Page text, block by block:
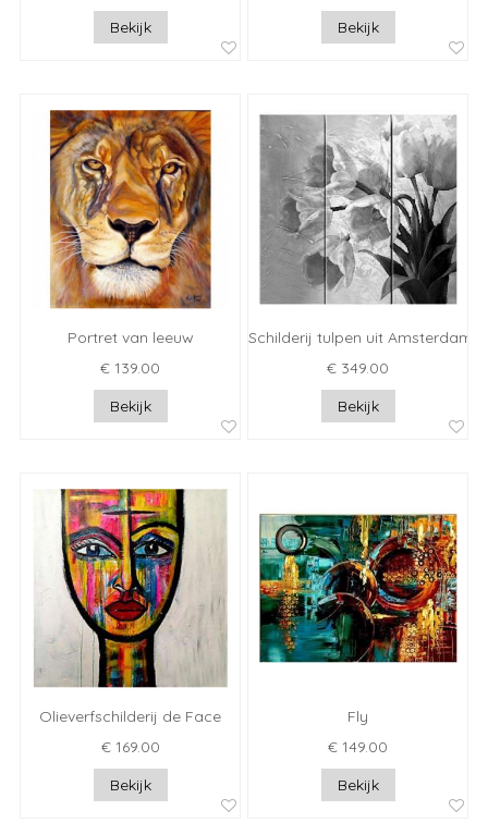
Bekijk
Bekijk
Portret van leeuw
€ 139.00
Bekijk
Schilderij tulpen uit Amsterdam
€ 349.00
Bekijk
Olieverfschilderij de Face
€ 169.00
Bekijk
Fly
€ 149.00
Bekijk